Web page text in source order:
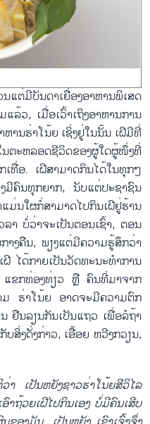
ຕ່ມີບັນດາເຍື່ອງອາຫານພິເສດ
ລ້ວ, ເມື່ອເວົ້າເຖິງອາຫານການ
ຫານຮ່າໂນ້ຍ ເຊິ່ງຢູ່ໃນນັ້ນ ເຝີມີທີ່
ນຕະຫລອດຊີວິດຂອງຜູ້ໃດຜູ້ໜຶ່ງທີ່
ເທື່ອ. ເຝີສາມາດກິນໄດ້ໃນທຸກໆ
ມີຄົນທຸກຍາກ, ນັບແຕ່ປະຊາຊົນ
ນໃຜກໍ່ສາມາດໄປກິນເຝີຢູ່ຮ້ານ
ລາ ບໍ່ວ່າຈະເປັນຕອນເຊົ້າ, ຕອນ
ງຄືນ, ພຽງແຕ່ມີຄວາມຮູ້ສຶກວ່າ
ໄດ້ກາຍເປັນວັດທະນະທຳການ
ແຂກທ່ອງທ່ຽວ ຫຼື ຄົນທີ່ມາຈາກ
ມ ຮ່າໂນ້ຍ ອາດຈະມີຄວາມຕົກ
ຢືນລຽນກັນເປັນແຖວ ເພື່ອລໍຖ້າ
ສິ່ງດັ່ງກ່າວ, ເອື້ອຍ ຫວີງກວຽນ,
ເປັນຫຍັງຊາວຮ່າໂນ້ຍສີວິໄລ
ຖ້ວຍເຝີໄປກິນເອງ ບໍ່ມີຄົນເສີບ